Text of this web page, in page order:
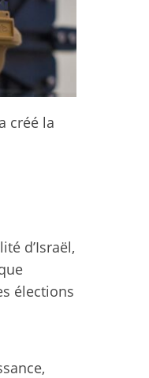
créé la
d’Israël,
élections